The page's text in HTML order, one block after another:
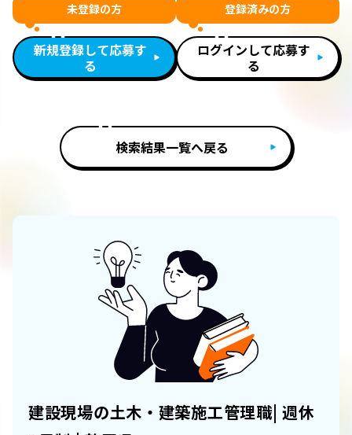
未登録の方
新規登録して応募す
る
登録済みの方
ログインして応募す
る
検索結果一覧へ戻る
建設現場の土木・建築施工管理職| 週休